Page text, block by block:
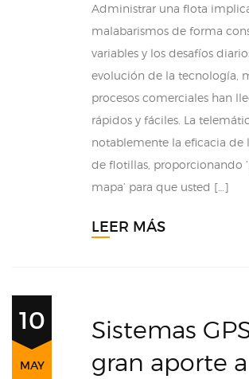
Administrar una flota
malabarismos de forma
variables y los desafíos
evolución de la tecnología,
procesos comerciales han
rápidos y fáciles. La
notablemente la eficacia de
de flotillas, proporcionando
mapa’ para que usted […]
LEER MÁS
10
MAY
Sistemas
gran aporte